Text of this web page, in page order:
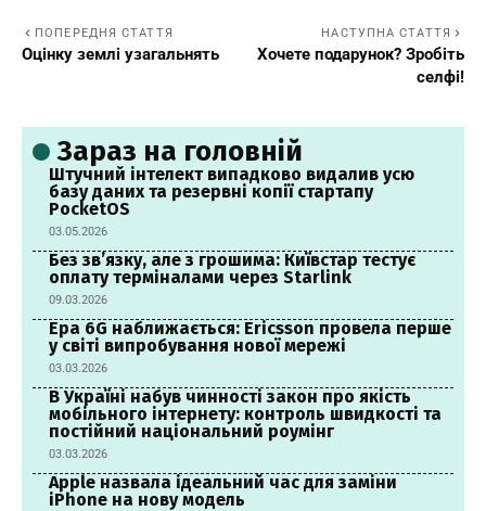
ПОПЕРЕДНЯ СТАТТЯ
Оцінку землі узагальнять
НАСТУПНА СТАТТЯ
Хочете подарунок? Зробіть
селфі!
Зараз на головній
Штучний інтелект випадково видалив усю
базу даних та резервні копії стартапу
PocketOS
03.05.2026
Без зв’язку, але з грошима: Київстар тестує
оплату терміналами через Starlink
09.03.2026
Ера 6G наближається: Ericsson провела перше
у світі випробування нової мережі
03.03.2026
В Україні набув чинності закон про якість
мобільного інтернету: контроль швидкості та
постійний національний роумінг
03.03.2026
Apple назвала ідеальний час для заміни
iPhone на нову модель